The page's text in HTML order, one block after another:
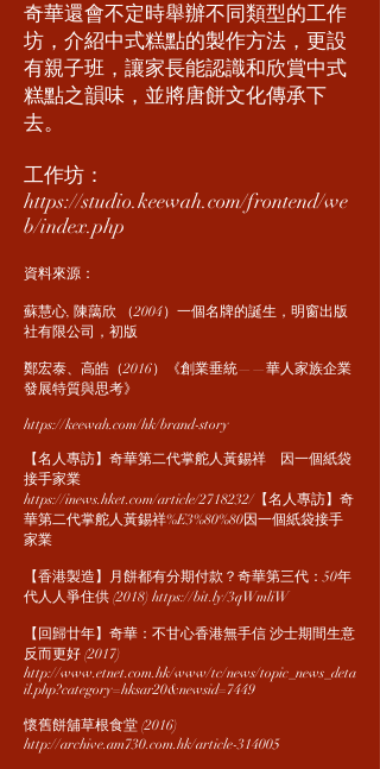
奇華還會不定時舉辦不同類型的工作
坊，介紹中式糕點的製作方法，更設
有親子班，讓家長能認識和欣賞中式
糕點之韻味，並將唐餅文化傳承下
去。
工作坊：
https://studio.keewah.com/frontend/we
b/index.php
資料來源：
蘇慧心, 陳藹欣 （2004）一個名牌的誕生，明窗出版
社有限公司，初版
鄭宏泰、高皓（2016）《創業垂統——華人家族企業
發展特質與思考》
https://keewah.com/hk/brand-story
【名人專訪】奇華第二代掌舵人黃錫祥 因一個紙袋
接手家業
https://inews.hket.com/article/2718232/【名人專訪】奇
華第二代掌舵人黃錫祥%E3%80%80因一個紙袋接手
家業
【香港製造】月餅都有分期付款？奇華第三代：50年
代人人爭住供 (2018) https://bit.ly/3qWmliW
【回歸廿年】奇華：不甘心香港無手信 沙士期間生意
反而更好 (2017)
http://www.etnet.com.hk/www/tc/news/topic_news_deta
il.php?category=hksar20&newsid=7449
懷舊餅舖草根食堂 (2016)
http://archive.am730.com.hk/article-314005